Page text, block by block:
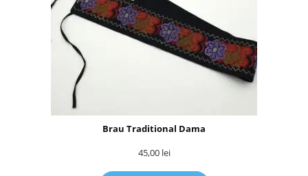
Brau Traditional Dama
45,00 lei